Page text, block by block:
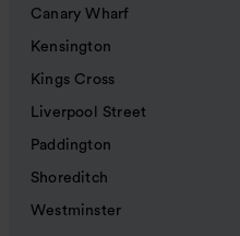
Canary Wharf
Kensington
Kings Cross
Liverpool Street
Paddington
Shoreditch
Westminster